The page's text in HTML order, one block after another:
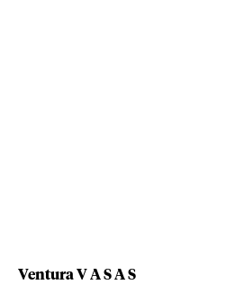
Ventura V A S A S